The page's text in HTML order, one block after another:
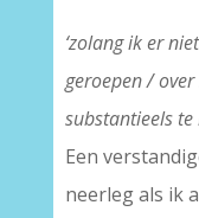
‘zolang ik er
geroepen /
substantieels te
Een
neerleg als ik